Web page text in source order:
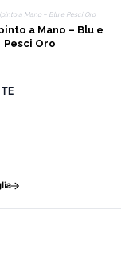
a Mano – Blu e
Pesci Oro